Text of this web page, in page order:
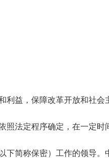
益，保障改革开放和社会
法定程序确定，在一定时
简称保密）工作的领导